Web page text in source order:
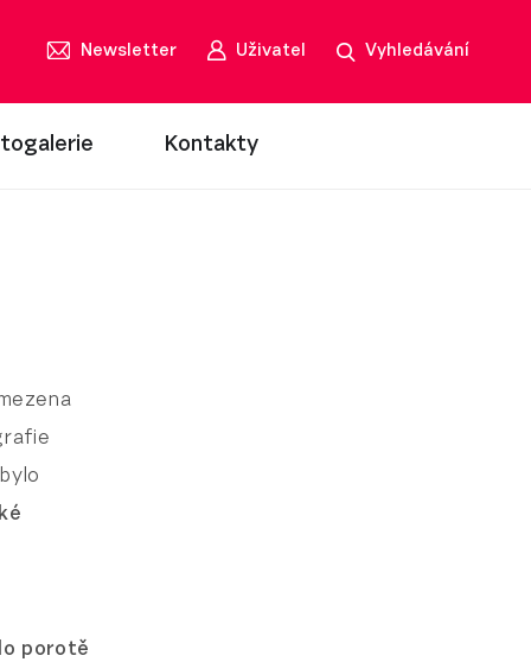
Newsletter Uživatel Vyhledávání
Kontakty
porotě